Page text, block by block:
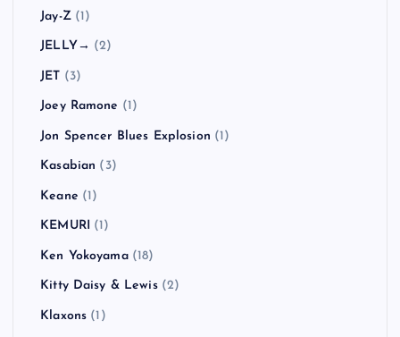
Jay-Z(1)
JELLY→ (2)
JET (3)
Joey Ramone (1)
Jon Spencer Blues Explosion (1)
Kasabian (3)
Keane (1)
KEMURI (1)
Ken Yokoyama(18)
Kitty Daisy & Lewis(2)
Klaxons (1)